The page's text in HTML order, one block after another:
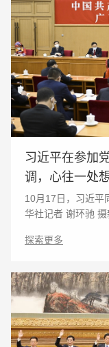
习近平在参加
调，心往一处
复兴号巨轮乘
10月17日，习近平
华社记者 谢环驰 摄新华社
报告进一步指明了
探索更多